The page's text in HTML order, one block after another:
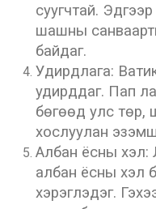
суугчтай. Эдгээр
шашны
байдаг.
Удирдлага:
удирддаг. Пап
бөгөөд улс
хослуулан
Албан ёсны хэл:
албан ёсны хэл
хэрэглэдэг.